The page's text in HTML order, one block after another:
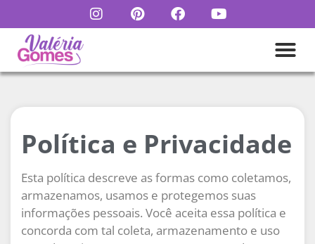
Política e Privacidade
Esta política descreve as formas como coletamos,
armazenamos, usamos e protegemos suas
informações pessoais. Você aceita essa política e
concorda com tal coleta, armazenamento e uso